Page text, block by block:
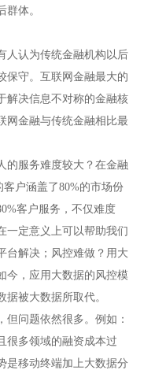
群体。
人认为传统金融机构以后
保守。互联网金融最大的
解决信息不对称的金融核
网金融与传统金融相比最
的服务难度较大？在金融
客户涵盖了80%的市场份
客户服务，不仅难度
一定意义上可以帮助我们
解决；风控难做？用大
今，应用大数据的风控模
被大数据所取代。
问题依然很多。例如：
很多领域的融资成本过
是移动终端加上大数据分